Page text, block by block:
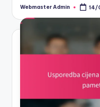
Posted
Webmaster Admin 14/